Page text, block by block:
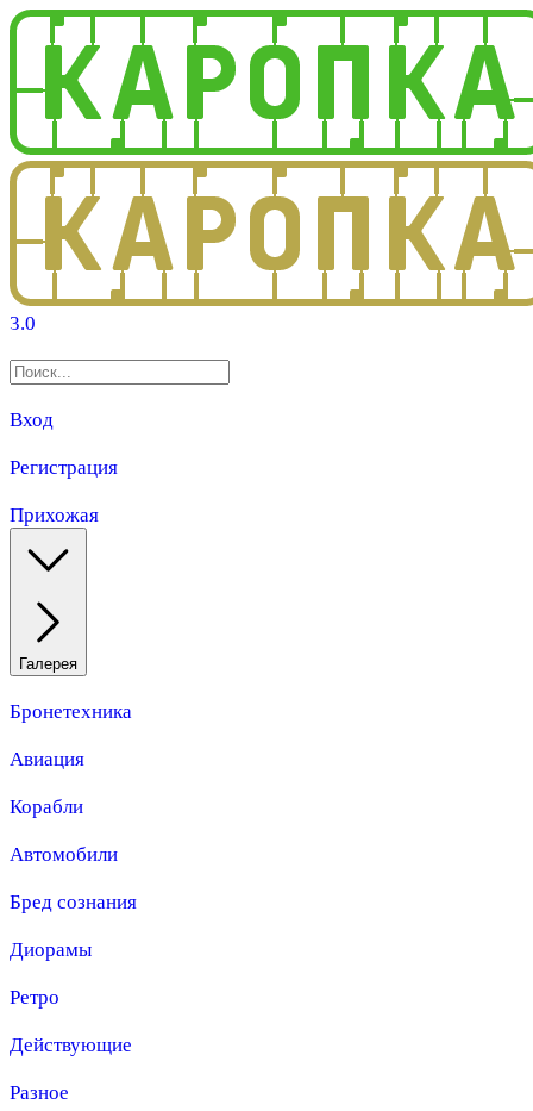
3.0
Вход
Регистрация
Прихожая
Галерея
Бронетехника
Авиация
Корабли
Автомобили
Бред сознания
Диорамы
Ретро
Действующие
Разное